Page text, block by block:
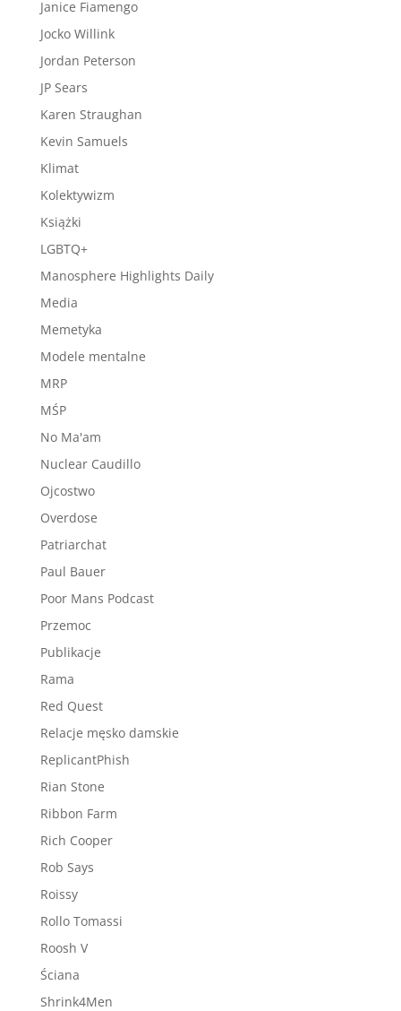
Janice Fiamengo
Jocko Willink
Jordan Peterson
JP Sears
Karen Straughan
Kevin Samuels
Klimat
Kolektywizm
Książki
LGBTQ+
Manosphere Highlights Daily
Media
Memetyka
Modele mentalne
MRP
MŚP
No Ma'am
Nuclear Caudillo
Ojcostwo
Overdose
Patriarchat
Paul Bauer
Poor Mans Podcast
Przemoc
Publikacje
Rama
Red Quest
Relacje męsko damskie
ReplicantPhish
Rian Stone
Ribbon Farm
Rich Cooper
Rob Says
Roissy
Rollo Tomassi
Roosh V
Ściana
Shrink4Men